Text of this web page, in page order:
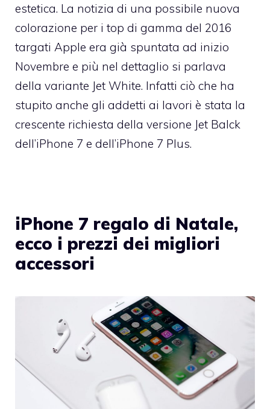
estetica. La notizia di una possibile nuova
colorazione per i top di gamma del 2016
targati Apple era già spuntata ad inizio
Novembre e più nel dettaglio si parlava
della variante Jet White. Infatti ciò che ha
stupito anche gli addetti ai lavori è stata la
crescente richiesta della versione Jet Balck
dell’iPhone 7 e dell’iPhone 7 Plus.
iPhone 7 regalo di Natale,
ecco i prezzi dei migliori
accessori